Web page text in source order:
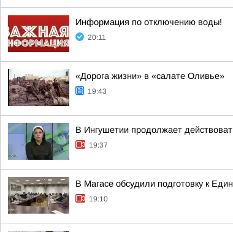
Информация по отключению воды!
20:11
«Дорога жизни» в «салате Оливье»
19:43
В Ингушетии продолжает
19:37
В Магасе обсудили подготовку к
19:10